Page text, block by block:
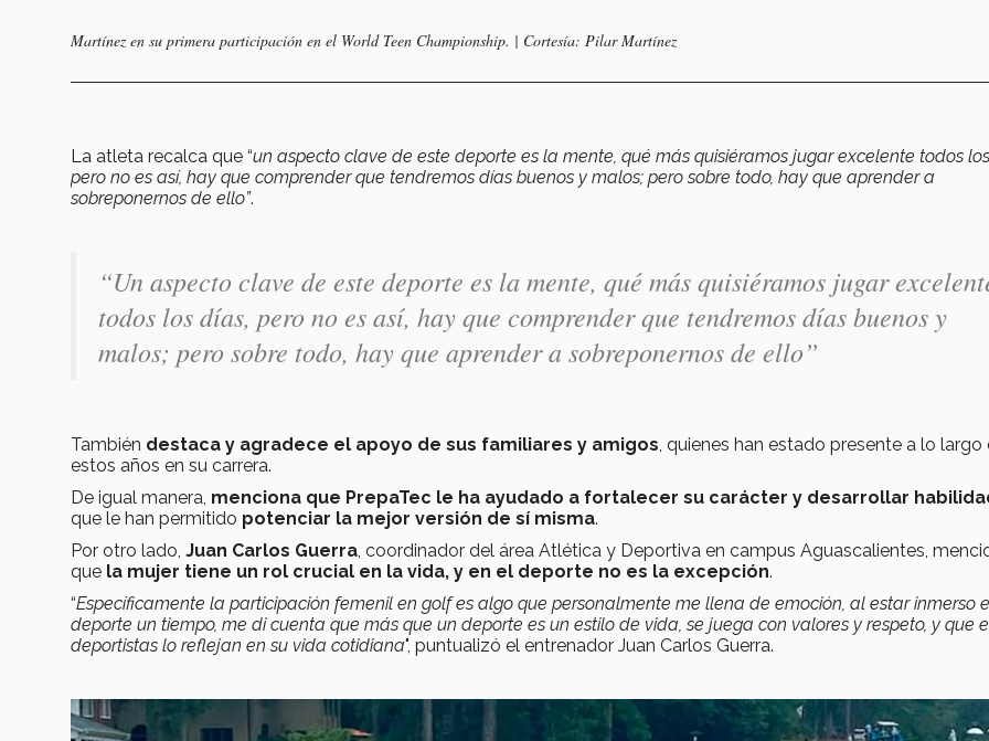
Martínez en su primera participación en el World Teen Championship. | Cortesía: Pilar Martínez
La atleta recalca que “un aspecto clave de este deporte es la mente, qué más quisiéramos jugar excelente todos
pero no es así, hay que comprender que tendremos días buenos y malos; pero sobre todo, hay que aprender a
sobreponernos de ello”.
“Un aspecto clave de este deporte es la mente, qué más quisiéramos jugar
todos los días, pero no es así, hay que comprender que tendremos días buenos y
malos; pero sobre todo, hay que aprender a sobreponernos de ello”
También destaca y agradece el apoyo de sus familiares y amigos, quienes han estado presente a lo largo
estos años en su carrera.
De igual manera, menciona que PrepaTec le ha ayudado a fortalecer su carácter y desarrollar
que le han permitido potenciar la mejor versión de sí misma.
Por otro lado, Juan Carlos Guerra, coordinador del área Atlética y Deportiva en campus Aguascalientes,
que la mujer tiene un rol crucial en la vida, y en el deporte no es la excepción.
“Específicamente la participación femenil en golf es algo que personalmente me llena de emoción, al estar inmerso
deporte un tiempo, me di cuenta que más que un deporte es un estilo de vida, se juega con valores y respeto, y que
deportistas lo reflejan en su vida cotidiana", puntualizó el entrenador Juan Carlos Guerra.